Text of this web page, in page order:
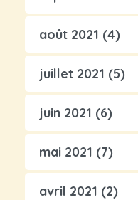
août 2021 (4)
juillet 2021 (5)
juin 2021 (6)
mai 2021 (7)
avril 2021 (2)